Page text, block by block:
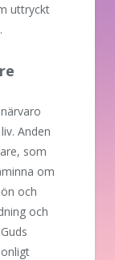
uttryckt
Anden
som
om
och
och